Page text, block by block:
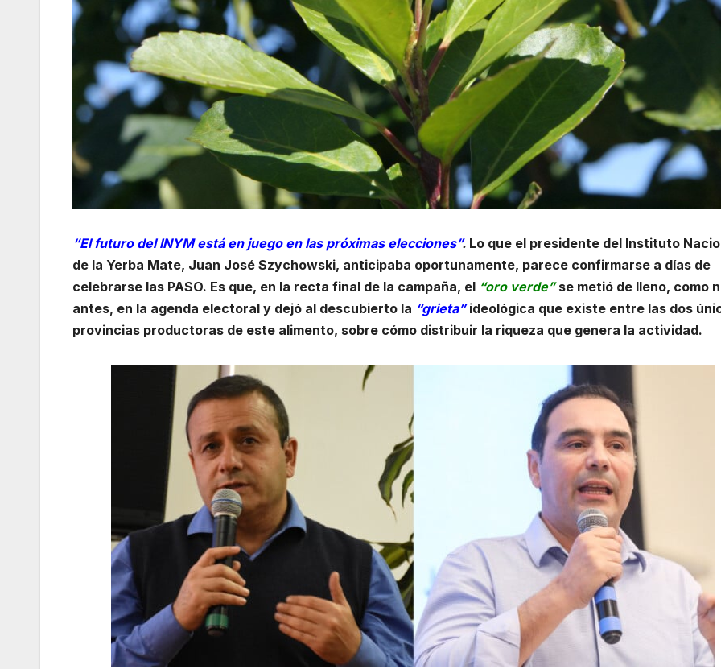
“El futuro del INYM está en juego en las próximas elecciones”. Lo que el presidente del Instituto
de la Yerba Mate, Juan José Szychowski, anticipaba oportunamente, parece confirmarse a días de
celebrarse las PASO. Es que, en la recta final de la campaña, el “oro verde”se metió de lleno, como
antes, en la agenda electoral y dejó al descubierto la “grieta”ideológica que existe entre las dos
provincias productoras de este alimento, sobre cómo distribuir la riqueza que genera la actividad.